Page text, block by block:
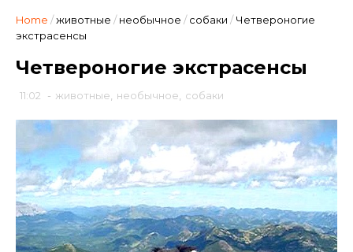
Home /животные / необычное / собаки / Четвероногие
экстрасенсы
Четвероногие экстрасенсы
11:02 - животные необычное собаки